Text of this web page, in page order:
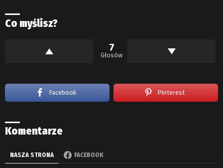
Co myślisz?
7
Głosów
Facebook Pinterest
Komentarze
NASZA STRONA FACEBOOK